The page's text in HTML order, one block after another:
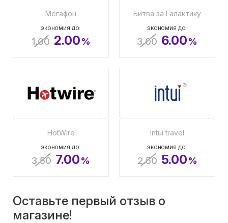
Мегафон
ЭКОНОМИЯ ДО:
1.00 2.00%
Битва за Галактику
ЭКОНОМИЯ ДО:
3.00 6.00%
HotWire
ЭКОНОМИЯ ДО:
3.50 7.00%
Intui travel
ЭКОНОМИЯ ДО:
2.50 5.00%
Оставьте первый отзыв о
магазине!